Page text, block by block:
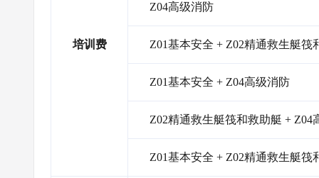
培训费
Z04高级消防
Z01基本安全 + Z02精通救生艇筏
Z01基本安全 + Z04高级消防
Z02精通救生艇筏和救助艇 + Z04
Z01基本安全 + Z02精通救生艇筏